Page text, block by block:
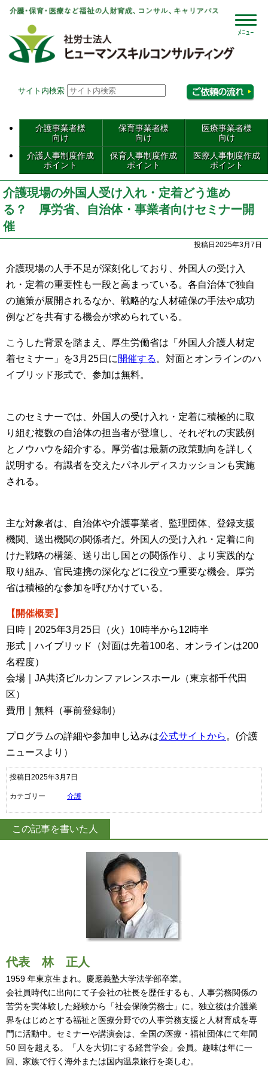
サイト内検索
介護事業者様
向け
保育事業者様
向け
医療事業者様
向け
介護人事制度作成
ポイント
保育人事制度作成
ポイント
医療人事制度作成
ポイント
介護現場の外国人受け入れ・定着どう進め
る？ 厚労省、自治体・事業者向けセミナー開
催
投稿日2025年3月7日
介護現場の人手不足が深刻化しており、外国人の受け入
れ・定着の重要性も一段と高まっている。各自治体で独自
の施策が展開されるなか、戦略的な人材確保の手法や成功
例などを共有する機会が求められている。
こうした背景を踏まえ、厚生労働省は「外国人介護人材定
着セミナー」を3月25日に 開催する 。対面とオンラインのハ
イブリッド形式で、参加は無料。
このセミナーでは、外国人の受け入れ・定着に積極的に取
り組む複数の自治体の担当者が登壇し、それぞれの実践例
とノウハウを紹介する。厚労省は最新の政策動向を詳しく
説明する。有識者を交えたパネルディスカッションも実施
される。
主な対象者は、自治体や介護事業者、監理団体、登録支援
機関、送出機関の関係者だ。外国人の受け入れ・定着に向
けた戦略の構築、送り出し国との関係作り、より実践的な
取り組み、官民連携の深化などに役立つ重要な機会。厚労
省は積極的な参加を呼びかけている。
【開催概要】
日時｜2025年3月25日（火）10時半から12時半
形式｜ハイブリッド（対面は先着100名、オンラインは200
名程度）
会場｜JA共済ビルカンファレンスホール（東京都千代田
区）
費用｜無料（事前登録制）
プログラムの詳細や参加申し込みは公式サイトから 。(介護
ニュースより）
投稿日2025年3月7日
カテゴリー 介護
この記事を書いた人
代表 林 正人
1959 年東京生まれ。慶應義塾大学法学部卒業。
会社員時代に出向にて子会社の社長を歴任するも、人事労務関係の
苦労を実体験した経験から「社会保険労務士」に。独立後は介護業
界をはじめとする福祉と医療分野での人事労務支援と人材育成を専
門に活動中。セミナーや講演会は、全国の医療・福祉団体にて年間
50 回を超える。「人を大切にする経営学会」会員。趣味は年に一
回、家族で行く海外または国内温泉旅行を楽しむ。